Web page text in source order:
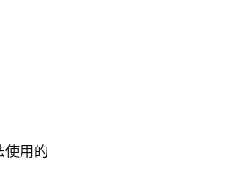
使用的